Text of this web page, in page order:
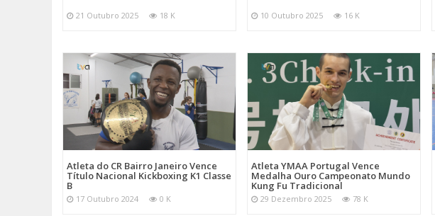
21 Outubro 2025 18 K 10 Outubro 2025 16 K
Atleta do CR Bairro Janeiro Vence
Título Nacional Kickboxing K1 Classe
B
17 Outubro 2024 0 K
Atleta YMAA Portugal Vence
Medalha Ouro Campeonato Mundo
Kung Fu Tradicional
29 Dezembro 2025 78 K